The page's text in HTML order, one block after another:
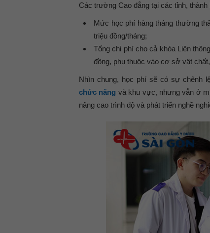
Các trường Cao đẳng tại các tỉnh, thành
Mức học phí hàng tháng thường
triệu đồng/tháng;
Tổng chi phí cho cả khóa Liên
đồng, phụ thuộc vào cơ sở vật
Nhìn chung, học phí sẽ có sự chênh
chức năng và khu vực, nhưng vẫn ở
nâng cao trình độ và phát triển nghề